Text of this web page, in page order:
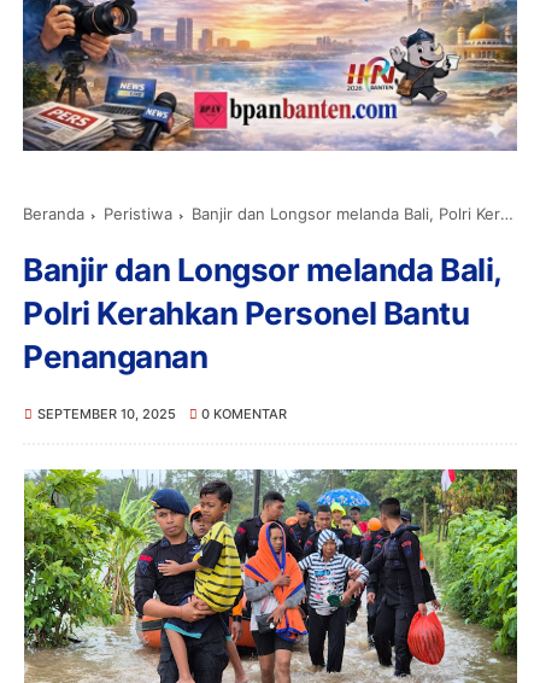
Beranda Peristiwa Banjir dan Longsor melanda Bali, Polri Kerahkan Personel Bantu Penanganan
Banjir dan Longsor melanda Bali,
Polri Kerahkan Personel Bantu
Penanganan
SEPTEMBER 10, 2025 0 KOMENTAR